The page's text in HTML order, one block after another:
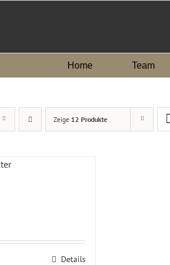
Home Team
Zeige 12 Produkte
Details